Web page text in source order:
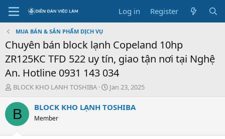
Log in Register
MUA BÁN & SẢN PHẨM DỊCH VỤ
Chuyên bán block lạnh Copeland 10hp
ZR125KC TFD 522 uy tín, giao tận nơi tại Nghệ
An. Hotline 0931 143 034
T
r
e
d
BLOCK KHO LẠNH TOSHIBA
S
a
Jan 23, 2025
B BLOCK KHO LẠNH TOSHIBA
Member